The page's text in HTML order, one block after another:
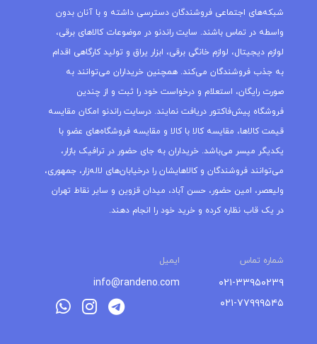
شبکه‌های اجتماعی فروشندگان دسترسی داشته و با آنان بدون
واسطه در تماس باشند. سایت راندنو در موضوعات کالاهای برقی،
لوازم دیجیتال، لوازم خانگی برقی، ابزار یراق و تولید کارگاهی اقدام
به جذب فروشندگان می‌کند. همچنین خریداران می‌توانند به
صورت رایگان، استعلام و درخواست خود را ثبت و از چندین
فروشگاه پیش‌فاکتور دریافت نمایند. درسایت راندنو امکان مقایسه
قیمت کالاها، مقایسه کالا با کالا و مقایسه فروشگاه‌های عضو با
یکدیگر میسر می‌باشد. خریداران به جای حضور در ترافیک بازار،
می‌توانند فروشندگان و کالاهایشان را درخیابان‌های لاله‌زار، جمهوری،
ولیعصر، امین حضور، حسن آباد، میدان قزوین و سایر نقاط تهران
در یک قاب نظاره کرده و خرید خود را انجام دهند.
شماره تماس ایمیل
۰۲۱-۳۳۹۵۰۲۳۹
۰۲۱-۷۷۹۹۹۵۴۵
info@randeno.com